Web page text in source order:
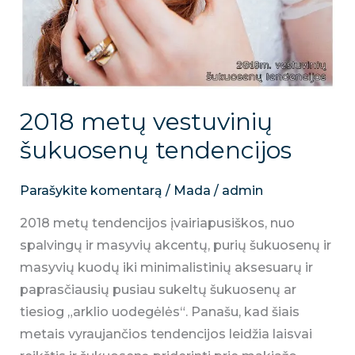
2018 metų vestuvinių
šukuosenų tendencijos
Parašykite komentarą / Mada / admin
2018 metų tendencijos įvairiapusiškos, nuo
spalvingų ir masyvių akcentų, purių šukuosenų ir
masyvių kuodų iki minimalistinių aksesuarų ir
paprasčiausių pusiau sukeltų šukuosenų ar
tiesiog „arklio uodegėlės“. Panašu, kad šiais
metais vyraujančios tendencijos leidžia laisvai